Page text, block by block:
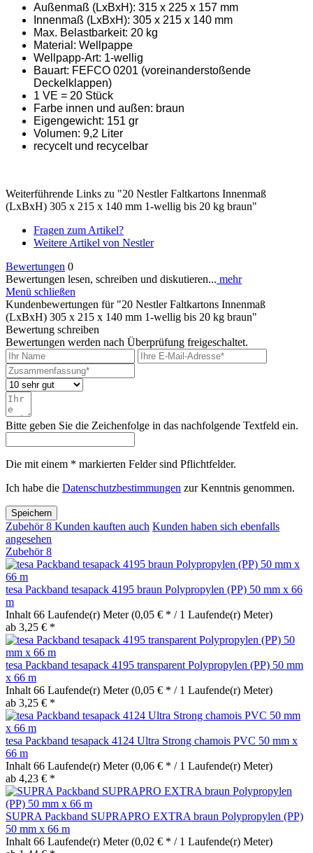
Außenmaß (LxBxH): 315 x 225 x 157 mm
Innenmaß (LxBxH): 305 x 215 x 140 mm
Max. Belastbarkeit: 20 kg
Material: Wellpappe
Wellpapp-Art: 1-wellig
Bauart: FEFCO 0201 (voreinanderstoßende
Deckelklappen)
1 VE = 20 Stück
Farbe innen und außen: braun
Eigengewicht: 151 gr
Volumen: 9,2 Liter
recycelt und recycelbar
Weiterführende Links zu "20 Nestler Faltkartons Innenmaß
(LxBxH) 305 x 215 x 140 mm 1-wellig bis 20 kg braun"
Fragen zum Artikel?
Weitere Artikel von Nestler
Bewertungen 0
Bewertungen lesen, schreiben und diskutieren... mehr
Menü schließen
Kundenbewertungen für "20 Nestler Faltkartons Innenmaß
(LxBxH) 305 x 215 x 140 mm 1-wellig bis 20 kg braun"
Bewertung schreiben
Bewertungen werden nach Überprüfung freigeschaltet.
Bitte geben Sie die Zeichenfolge in das nachfolgende Textfeld ein.
Die mit einem * markierten Felder sind Pflichtfelder.
Ich habe die Datenschutzbestimmungen zur Kenntnis genommen.
Speichern
Zubehör8 Kunden kauften auch Kunden haben sich ebenfalls
angesehen
Zubehör8
tesa Packband tesapack 4195 braun Polypropylen (PP) 50 mm x 66
m
Inhalt 66 Laufende(r) Meter(0,05 € * / 1 Laufende(r) Meter)
ab 3,25 € *
tesa Packband tesapack 4195 transparent Polypropylen (PP) 50 mm
x 66 m
Inhalt 66 Laufende(r) Meter(0,05 € * / 1 Laufende(r) Meter)
ab 3,25 € *
tesa Packband tesapack 4124 Ultra Strong chamois PVC 50 mm x
66 m
Inhalt 66 Laufende(r) Meter(0,06 € * / 1 Laufende(r) Meter)
ab 4,23 € *
SUPRA Packband SUPRAPRO EXTRA braun Polypropylen (PP)
50 mm x 66 m
Inhalt 66 Laufende(r) Meter(0,02 € * / 1 Laufende(r) Meter)